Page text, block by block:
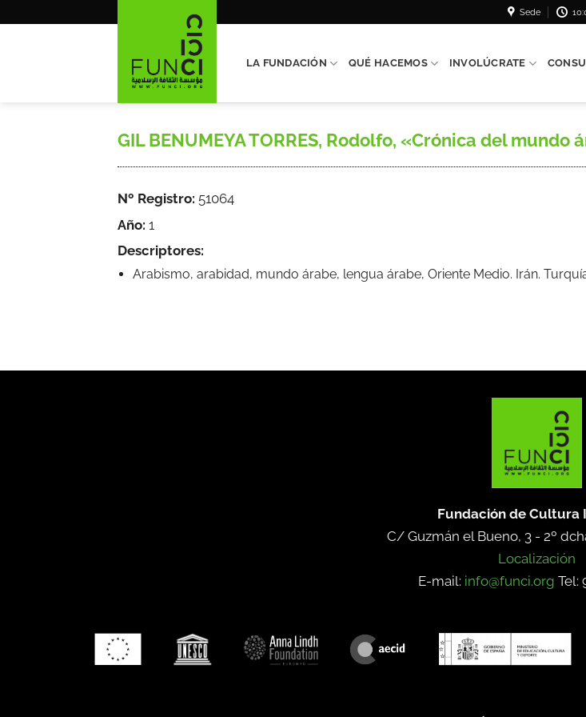
Sede
LA FUNDACIÓN QUÉ HACEMOS INVOLÚCRATE
GIL BENUMEYA TORRES, Rodolfo, «Crónica del mundo
Nº Registro: 51064
Año: 1
Descriptores:
Arabismo, arabidad, mundo árabe, lengua árabe, Oriente Medio. Irán.
Fundación de Cultura
C/ Guzmán el Bueno, 3 - 2º
Localización
E-mail: info@funci.org Tel: